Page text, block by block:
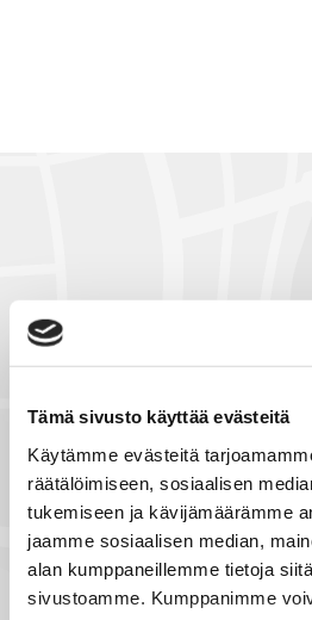
Tämä sivusto käyttää evästeitä
Käytämme evästeitä
räätälöimiseen, sosiaalisen
tukemiseen ja kävijämäärämme
jaamme sosiaalisen median,
alan kumppaneillemme tietoja
sivustoamme. Kumppanimme
NÄYTÄ SIJAINTI